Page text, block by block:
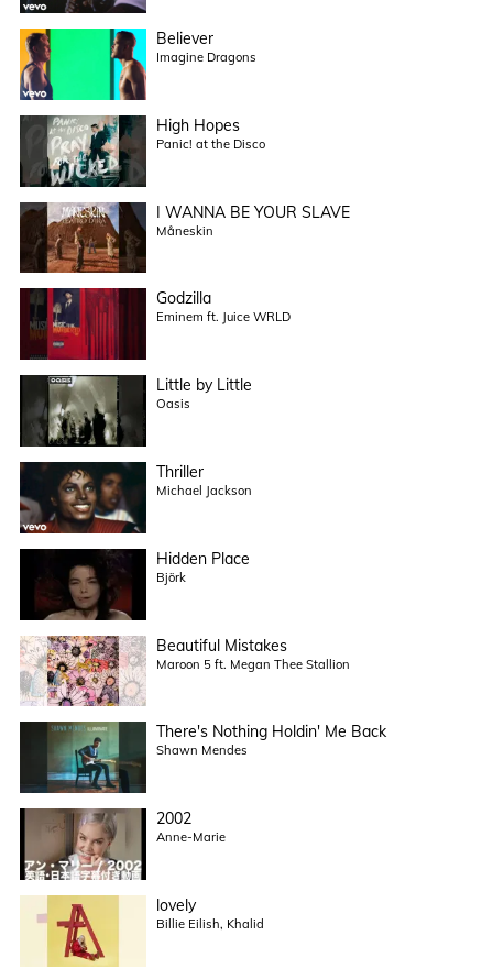
Believer
Imagine Dragons
High Hopes
Panic! at the Disco
I WANNA BE YOUR SLAVE
Måneskin
Godzilla
Eminem ft. Juice WRLD
Little by Little
Oasis
Thriller
Michael Jackson
Hidden Place
Björk
Beautiful Mistakes
Maroon 5 ft. Megan Thee Stallion
There's Nothing Holdin' Me Back
Shawn Mendes
2002
Anne-Marie
lovely
Billie Eilish, Khalid